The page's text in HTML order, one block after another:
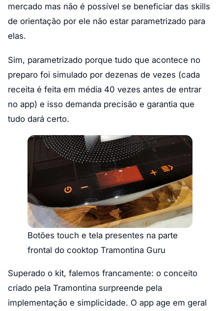
mercado mas não é possível se beneficiar das skills
de orientação por ele não estar parametrizado para
elas.
Sim, parametrizado porque tudo que acontece no
preparo foi simulado por dezenas de vezes (cada
receita é feita em média 40 vezes antes de entrar
no app) e isso demanda precisão e garantia que
tudo dará certo.
Botões touch e tela presentes na parte
frontal do cooktop Tramontina Guru
Superado o kit, falemos francamente: o conceito
criado pela Tramontina surpreende pela
implementação e simplicidade. O app age em geral